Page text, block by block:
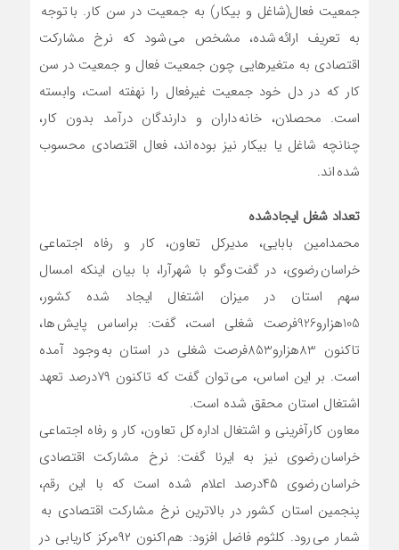
جمعیت فعال(شاغل و بیکار) به جمعیت در سن کار. با توجه
به تعریف ارائه شده، مشخص می شود که نرخ مشارکت
اقتصادی به متغیرهایی چون جمعیت فعال و جمعیت در سن
کار که در دل خود جمعیت غیرفعال را نهفته است، وابسته
است. محصلان، خانه داران و دارندگان درآمد بدون کار،
چنانچه شاغل یا بیکار نیز بوده اند، فعال اقتصادی محسوب
شده اند.
تعداد شغل ایجادشده
محمدامین بابایی، مدیرکل تعاون، کار و رفاه اجتماعی
خراسان رضوی، در گفت وگو با شهرآرا، با بیان اینکه امسال
سهم استان در میزان اشتغال ایجاد شده کشور،
105هزارو926فرصت شغلی است، گفت: براساس پایش ها،
تاکنون 83هزارو853فرصت شغلی در استان به وجود آمده
است. بر این اساس، می توان گفت که تاکنون ۷۹درصد تعهد
اشتغال استان محقق شده است.
معاون کارآفرینی و اشتغال اداره کل تعاون، کار و رفاه اجتماعی
خراسان رضوی نیز به ایرنا گفت: نرخ مشارکت اقتصادی
خراسان رضوی ۴۵درصد اعلام شده است که با این رقم،
پنجمین استان کشور در بالاترین نرخ مشارکت اقتصادی به
شمار می رود. کلثوم فاضل افزود: هم اکنون ۹۲مرکز کاریابی در